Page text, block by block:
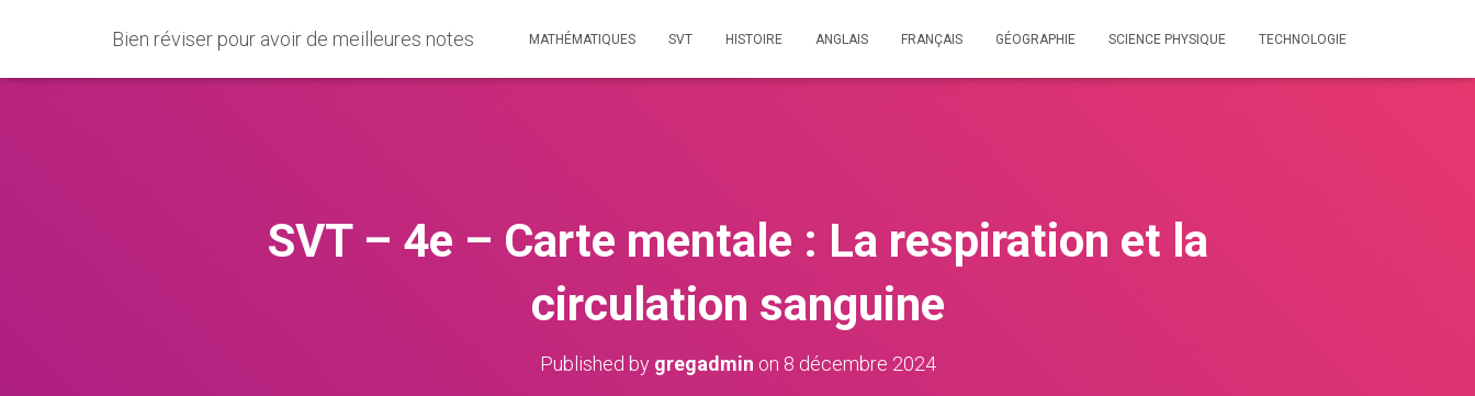
Bien réviser pour avoir de meilleures notes MATHÉMATIQUES SVT HISTOIRE ANGLAIS FRANÇAIS GÉOGRAPHIE SCIENCE PHYSIQUE TECHNOLOGIE
SVT – 4e – Carte mentale : La respiration et la
circulation sanguine
Published by gregadmin on 8 décembre 2024